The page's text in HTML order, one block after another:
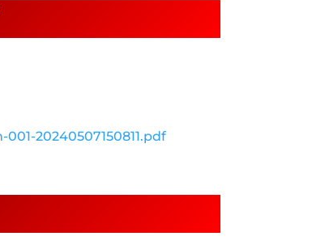
20240507150811.pdf